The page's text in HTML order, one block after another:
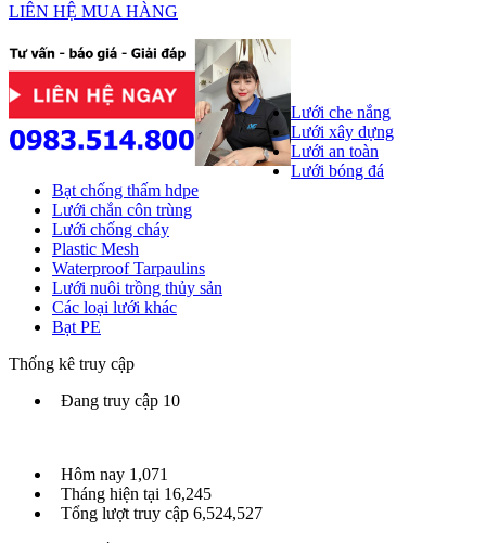
LIÊN HỆ MUA HÀNG
Lưới che nắng
Lưới xây dựng
Lưới an toàn
Lưới bóng đá
Bạt chống thấm hdpe
Lưới chắn côn trùng
Lưới chống cháy
Plastic Mesh
Waterproof Tarpaulins
Lưới nuôi trồng thủy sản
Các loại lưới khác
Bạt PE
Thống kê truy cập
Đang truy cập 10
Hôm nay 1,071
Tháng hiện tại 16,245
Tổng lượt truy cập 6,524,527